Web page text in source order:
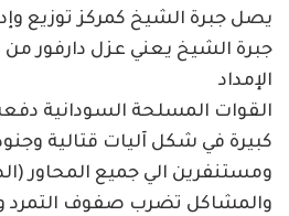
يصل جبرة الشيخ كمركز توزيع
جبرة الشيخ يعني عزل دارفور
الإمداد
القوات المسلحة السودانية
كبيرة في شكل آليات قتالية
ومستنفرين الي جميع المحاور
والمشاكل تضرب صفوف التمرد